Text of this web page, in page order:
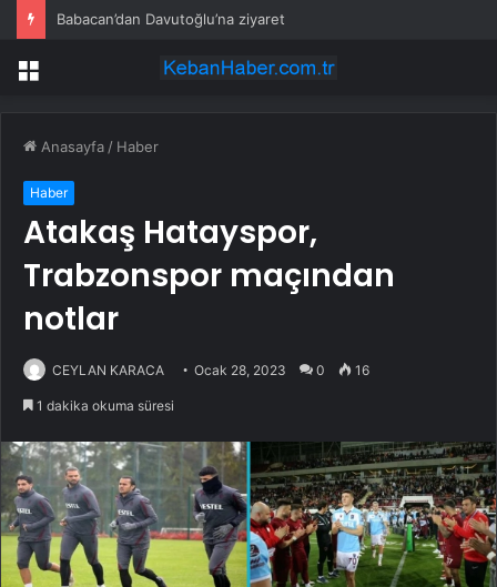
Babacan’dan Davutoğlu’na ziyaret
Menü
Anasayfa / Haber
Haber
Atakaş Hatayspor,
Trabzonspor maçından
notlar
CEYLAN KARACA Ocak 28, 2023 0 16
1 dakika okuma süresi